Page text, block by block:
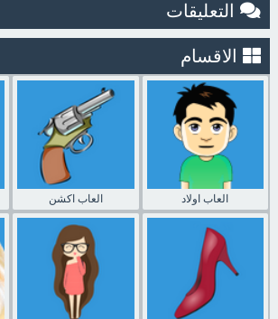
التعليقات
الاقسام
العاب اكشن العاب اولاد